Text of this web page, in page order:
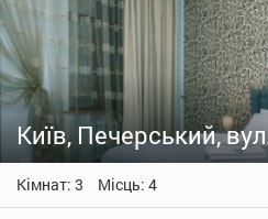
Київ, Печерський,
Кімнат: 3 Місць: 4